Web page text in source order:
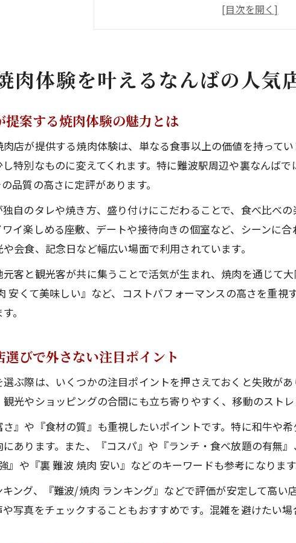
初めてでも安心のなんばの人気
人気店で味わう難波焼肉の最
裏なんばで味わう焼肉の魅力と注
裏なんばの焼肉は安くて美味し
裏なんばで人気店を選ぶなら
話題のなんばの人気店で裏な
難波駅周辺で話題の焼肉スポット最
難波駅周辺なんばの人気店が
焼肉店選びで重視したい人気店
難波駅近くのなんばの人気店
難波焼肉ランキング常連の人
安くて美味しいと評判のなんば
裏なんば焼肉はコスパ重視の人
お得感満載のなんばの人気店
裏なんばで安い人気店を選ぶ
コスパ最強なんばの人気店で
コスパ重視の焼肉選びが満喫できる
コスパを追求したなんばの人
難波焼肉コスパ最強の人気店
肉体験を叶えるなんばの人気
提案する焼肉体験の魅力とは
店が提供する焼肉体験は、単なる食事以上の価値を持って
特別なものに変えてくれます。特に難波駅周辺や裏なんば
品質の高さに定評があります。
自のタレや焼き方、盛り付けにこだわることで、食べ比べ
イ楽しめる座敷、デートや接待向きの個室など、シーンに
会食、記念日など幅広い場面で利用されています。
客と観光客が共に集うことで活気が生まれ、焼肉を通じて
安くて美味しい』など、コストパフォーマンスの高さを重
。
びで外さない注目ポイント
ぶ際は、いくつかの注目ポイントを押さえておくと失敗が
光やショッピングの合間にも立ち寄りやすく、移動のストレ
』や『食材の質』も重視したいポイントです。特に和牛や
あります。また、『コスパ』や『ランチ・食べ放題の有無
』や『裏 難波 焼肉 安い』などのキーワードも参考になります
ング、『難波/焼肉 ランキング』などで評価が安定して高
写真をチェックすることもおすすめです。混雑を避けたい